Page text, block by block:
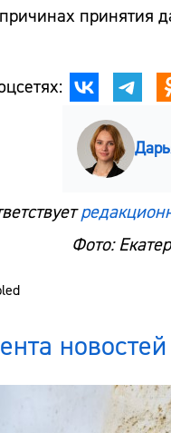
принятия
Фото:
новостей